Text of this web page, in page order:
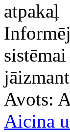
atpakaļ
Avots:
Aicina